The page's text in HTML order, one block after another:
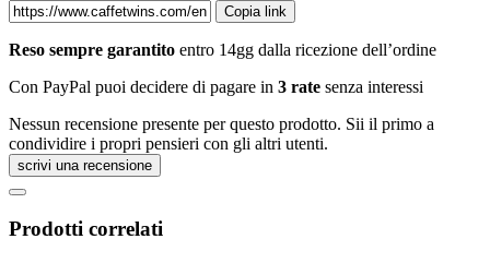
Copia link
Reso sempre garantito entro 14gg dalla ricezione dell’ordine
Con PayPal puoi decidere di pagare in 3 rate senza interessi
Nessun recensione presente per questo prodotto. Sii il primo a
condividire i propri pensieri con gli altri utenti.
scrivi una recensione
Prodotti correlati